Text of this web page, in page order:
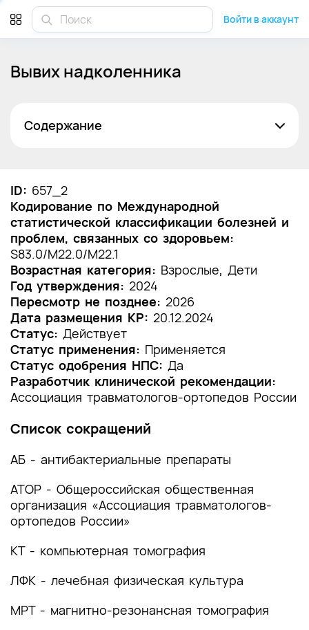
Войти в аккаунт
Вывих надколенника
Содержание
1. Краткая информация по заболеванию или
состоянию (группы заболеваний или
состояний)
1.1 Определение заболевания или состояния
(группы заболеваний или состояний)
1.2 Этиология и патогенез заболевания или
состояния (группы заболеваний или
состояний)
1.3 Эпидемиология заболевания или состояния
(группы заболеваний или состояний)
состояния (группы заболеваний или
статистической классификации болезней и
1.5 Классификация заболевания или состояния
(группы заболеваний или состояний)
1.6 Клиническая картина заболевания или
состояний)
2. Диагностика заболевания или состояния
ID: 657_2
Кодирование по Международной
статистической классификации болезней и
проблем, связанных со здоровьем:
S83.0/M22.0/M22.1
Возрастная категория: Взрослые, Дети
Год утверждения: 2024
Пересмотр не позднее: 2026
Дата размещения КР: 20.12.2024
Статус: Действует
Статус применения: Применяется
Статус одобрения НПС: Да
Разработчик клинической рекомендации:
Ассоциация травматологов-ортопедов России
Список сокращений
АБ - антибактериальные препараты
АТОР - Общероссийская общественная
организация «Ассоциация травматологов-
ортопедов России»
КТ - компьютерная томография
ЛФК - лечебная физическая культура
МРТ - магнитно-резонансная томография